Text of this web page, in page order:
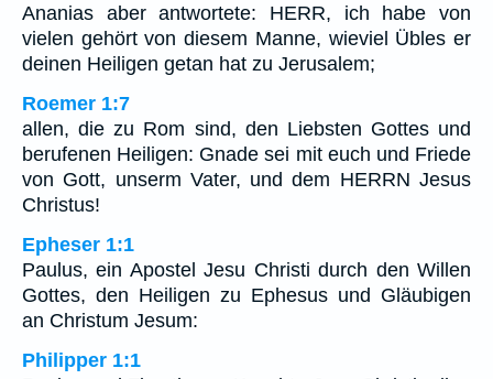
Ananias aber antwortete: HERR, ich habe von
vielen gehört von diesem Manne, wieviel Übles er
deinen Heiligen getan hat zu Jerusalem;
Roemer 1:7
allen, die zu Rom sind, den Liebsten Gottes und
berufenen Heiligen: Gnade sei mit euch und Friede
von Gott, unserm Vater, und dem HERRN Jesus
Christus!
Epheser 1:1
Paulus, ein Apostel Jesu Christi durch den Willen
Gottes, den Heiligen zu Ephesus und Gläubigen
an Christum Jesum:
Philipper 1:1